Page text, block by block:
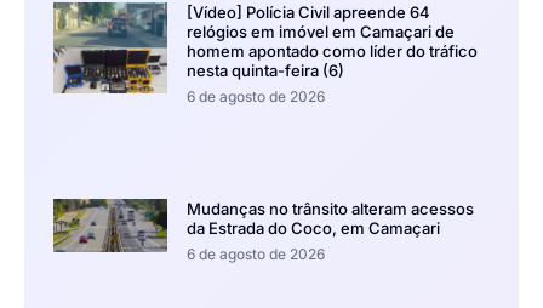
[Vídeo] Polícia Civil apreende 64
relógios em imóvel em Camaçari de
homem apontado como líder do tráfico
nesta quinta-feira (6)
6 de agosto de 2026
Mudanças no trânsito alteram acessos
da Estrada do Coco, em Camaçari
6 de agosto de 2026